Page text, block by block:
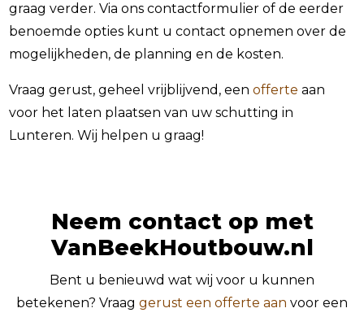
graag verder. Via ons contactformulier of de eerder
benoemde opties kunt u contact opnemen over de
mogelijkheden, de planning en de kosten.
Vraag gerust, geheel vrijblijvend, eenofferte aan
voor het laten plaatsen van uw schutting in
Lunteren. Wij helpen u graag!
Neem contact op met
VanBeekHoutbouw.nl
Bent u benieuwd wat wij voor u kunnen
betekenen? Vraag gerust een offerte aan voor een